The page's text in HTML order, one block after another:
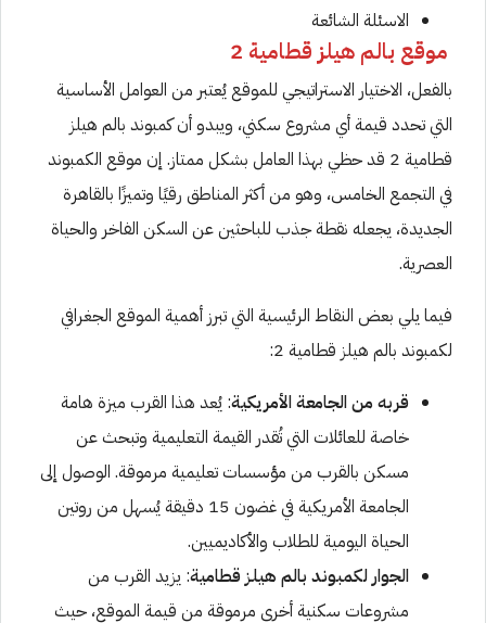
الاسئلة الشائعة
موقع بالم هيلز قطامية 2
بالفعل، الاختيار الاستراتيجي للموقع يُعتبر من العوامل الأساسية
التي تحدد قيمة أي مشروع سكني، ويبدو أن كمبوند بالم هيلز
قطامية 2 قد حظي بهذا العامل بشكل ممتاز. إن موقع الكمبوند
في التجمع الخامس، وهو من أكثر المناطق رقيًا وتميزًا بالقاهرة
الجديدة، يجعله نقطة جذب للباحثين عن السكن الفاخر والحياة
العصرية.
فيما يلي بعض النقاط الرئيسية التي تبرز أهمية الموقع الجغرافي
لكمبوند بالم هيلز قطامية 2:
قربه من الجامعة الأمريكية: يُعد هذا القرب ميزة هامة
خاصة للعائلات التي تُقدر القيمة التعليمية وتبحث عن
مسكن بالقرب من مؤسسات تعليمية مرموقة. الوصول إلى
الجامعة الأمريكية في غضون 15 دقيقة يُسهل من روتين
الحياة اليومية للطلاب والأكاديميين.
الجوار لكمبوند بالم هيلز قطامية: يزيد القرب من
مشروعات سكنية أخرى مرموقة من قيمة الموقع، حيث